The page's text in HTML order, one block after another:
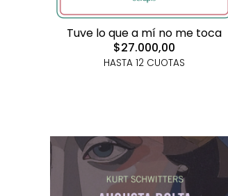
Tuve lo que a mí no me toca
$27.000,00
HASTA 12 CUOTAS